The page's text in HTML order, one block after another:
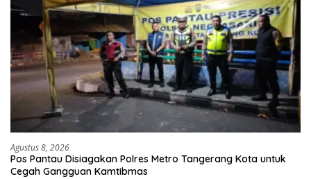
Agustus 8, 2026
Pos Pantau Disiagakan Polres Metro Tangerang Kota untuk
Cegah Gangguan Kamtibmas